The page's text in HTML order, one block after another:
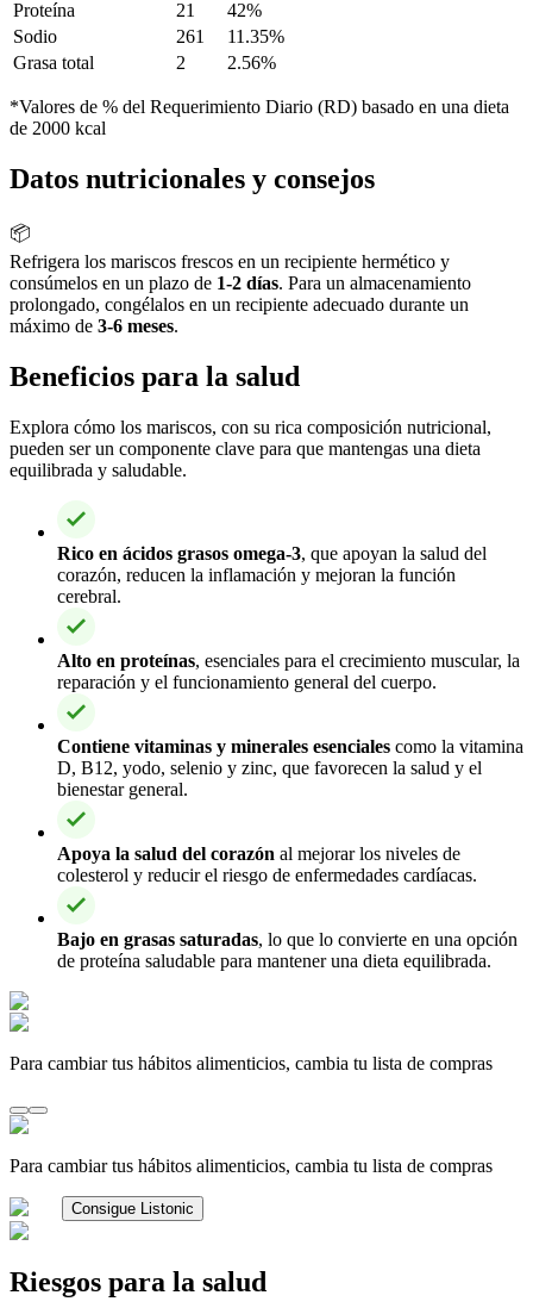
Proteína
21
42%
Sodio
261
11.35%
Grasa total
2 2.56%
*Valores de % del Requerimiento Diario (RD) basado en una dieta
de 2000 kcal
Datos nutricionales y consejos
📦
Refrigera los mariscos frescos en un recipiente hermético y
consúmelos en un plazo de 1-2 días. Para un almacenamiento
prolongado, congélalos en un recipiente adecuado durante un
máximo de 3-6 meses.
Beneficios para la salud
Explora cómo los mariscos, con su rica composición nutricional,
pueden ser un componente clave para que mantengas una dieta
equilibrada y saludable.
Rico en ácidos grasos omega-3, que apoyan la salud del
corazón, reducen la inflamación y mejoran la función
cerebral.
Alto en proteínas, esenciales para el crecimiento muscular, la
reparación y el funcionamiento general del cuerpo.
Contiene vitaminas y minerales esenciales como la vitamina
D, B12, yodo, selenio y zinc, que favorecen la salud y el
bienestar general.
Apoya la salud del corazón al mejorar los niveles de
colesterol y reducir el riesgo de enfermedades cardíacas.
Bajo en grasas saturadas, lo que lo convierte en una opción
de proteína saludable para mantener una dieta equilibrada.
Para cambiar tus hábitos alimenticios, cambia tu lista de compras
Para cambiar tus hábitos alimenticios, cambia tu lista de compras
Consigue Listonic
Riesgos para la salud